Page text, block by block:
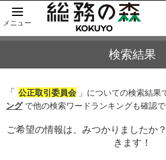
メニュー
検索結果
「 公正取引委員会 」についての検索結果
ングで他の検索ワードランキングも確認で
ご希望の情報は、みつかりましたか？
きます！